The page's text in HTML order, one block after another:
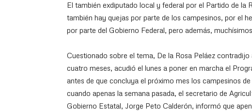
El también exdiputado local y federal por el Partido de
también hay quejas por parte de los campesinos, por el
por parte del Gobierno Federal, pero además,
Cuestionado sobre el tema, De la Rosa Peláez
cuatro meses, acudió el lunes a poner en marcha el
antes de que concluya el próximo mes los campesinos
cuando apenas la semana pasada, el secretario de
Gobierno Estatal, Jorge Peto Calderón, informó que